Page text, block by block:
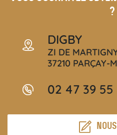
?
DIGBY
ZI DE
37210 PARÇAY-
02 47 39 55